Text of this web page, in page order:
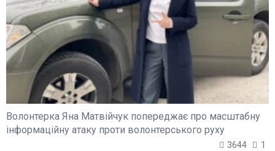
Волонтерка Яна Матвійчук попереджає про масштабну
інформаційну атаку проти волонтерського руху
3644 1